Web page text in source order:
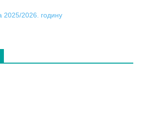
2025/2026. годину